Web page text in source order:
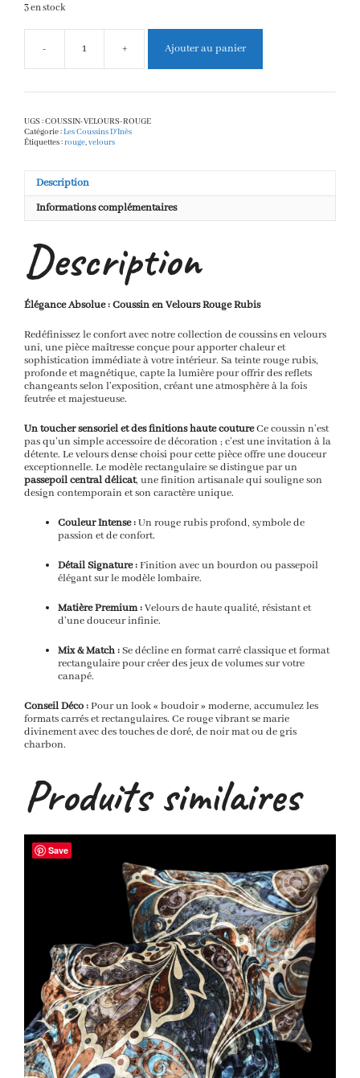
3 en stock
-
quantité
de
velours
+ Ajouter au panier
UGS :COUSSIN-VELOURS-ROUGE
Catégorie :Les Coussins D'Inès
Étiquettes :rouge,velours
Description
Informations complémentaires
Description
Élégance Absolue : Coussin en Velours Rouge Rubis
Redéfinissez le confort avec notre collection de coussins en velours
uni, une pièce maîtresse conçue pour apporter chaleur et
sophistication immédiate à votre intérieur. Sa teinte rouge rubis,
profonde et magnétique, capte la lumière pour offrir des reflets
changeants selon l’exposition, créant une atmosphère à la fois
feutrée et majestueuse.
Un toucher sensoriel et des finitions haute coutureCe coussin n’est
pas qu’un simple accessoire de décoration ; c’est une invitation à la
détente. Le velours dense choisi pour cette pièce offre une douceur
exceptionnelle. Le modèle rectangulaire se distingue par un
passepoil central délicat, une finition artisanale qui souligne son
design contemporain et son caractère unique.
Couleur Intense :Un rouge rubis profond, symbole de
passion et de confort.
Détail Signature :Finition avec un bourdon ou passepoil
élégant sur le modèle lombaire.
Matière Premium :Velours de haute qualité, résistant et
d’une douceur infinie.
Mix & Match :Se décline en format carré classique et format
rectangulaire pour créer des jeux de volumes sur votre
canapé.
Conseil Déco :Pour un look « boudoir » moderne, accumulez les
formats carrés et rectangulaires. Ce rouge vibrant se marie
divinement avec des touches de doré, de noir mat ou de gris
charbon.
Produits similaires
Save